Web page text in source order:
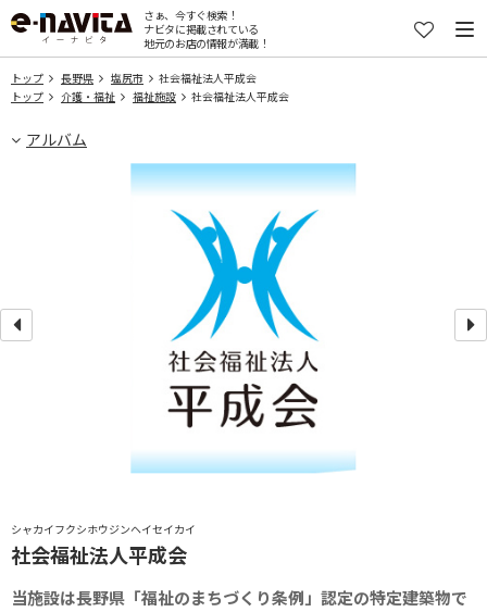
さぁ、今すぐ検索！
ナビタに掲載されている
地元のお店の情報が満載！
トップ 長野県 塩尻市
社会福祉法人平成会
トップ
介護・福祉 福祉施設 社会福祉法人平成会
アルバム
シャカイフクシホウジンヘイセイカイ
社会福祉法人平成会
当施設は長野県「福祉のまちづくり条例」認定の特定建築物で